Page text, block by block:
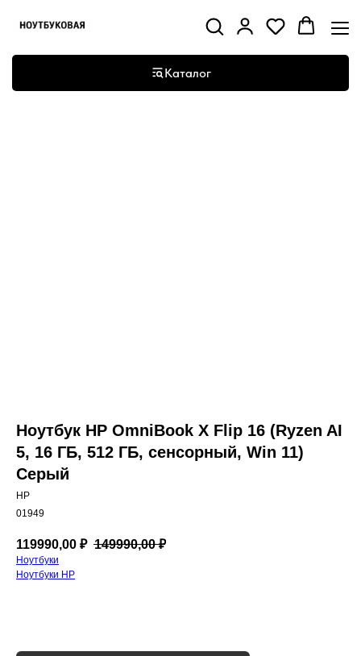
Каталог
Ноутбук HP OmniBook X Flip 16 (Ryzen AI
5, 16 ГБ, 512 ГБ, сенсорный, Win 11)
Серый
HP
01949
119990,00 ₽ 149990,00 ₽
Ноутбуки
Ноутбуки HP